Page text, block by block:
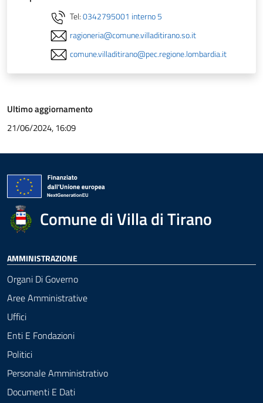
Tel:0342795001 interno 5
ragioneria@comune.villaditirano.so.it
comune.villaditirano@pec.regione.lombardia.it
Ultimo aggiornamento
21/06/2024, 16:09
Comune di Villa di Tirano
AMMINISTRAZIONE
Organi Di Governo
Aree Amministrative
Uffici
Enti E Fondazioni
Politici
Personale Amministrativo
Documenti E Dati